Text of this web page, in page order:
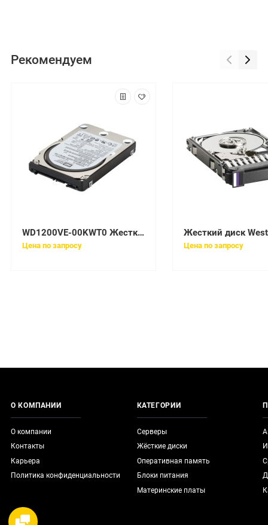
Рекомендуем
WD1200VE-00KWT0 Жесткий диск WESTERN DIGITAL 120GB IDE 1200VE 2.5 UDMA100 5400 IDE
Цена по запросу Цена по запросу
О КОМПАНИИ
О компании
Контакты
Карьера
Политика конфиденциальности
КАТЕГОРИИ
Серверы
Жёсткие диски
Оперативная память
Блоки питания
Материнские платы